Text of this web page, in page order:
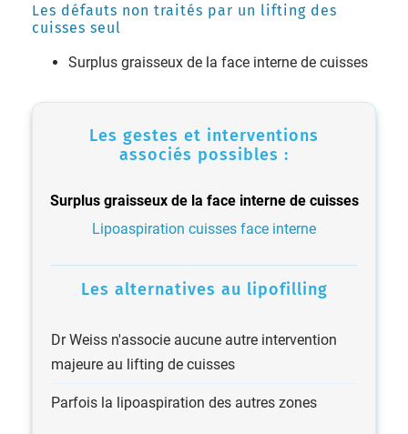
Les défauts non traités par un lifting des
cuisses seul
Surplus graisseux de la face interne de cuisses
Les gestes et interventions
associés possibles :
Surplus graisseux de la face interne de cuisses
Lipoaspiration cuisses face interne
Les alternatives au lipofilling
Dr Weiss n'associe aucune autre intervention
majeure au lifting de cuisses
Parfois la lipoaspiration des autres zones